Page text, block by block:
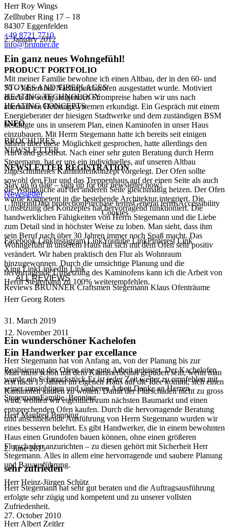
Herr Roy Wings
2. January 2012
Ein ganz neues Wohngefühl!
Mit meiner Familie bewohne ich einen Altbau, der in den 60- und
70 – Jahren mit Nachtspeicheröfen ausgestattet wurde. Motiviert
durch die stetig steigenden Strompreise haben wir uns nach
alternativen Heizungssystemen erkundigt. Ein Gespräch mit einem
Energieberater der hiesigen Stadtwerke und dem zuständigen BSM
bestätigte uns in unserem Plan, einen Kaminofen in unser Haus
einzubauen. Mit Herrn Stegemann hatte ich bereits seit einigen
Jahren über diese Möglichkeit gesprochen, hatte allerdings den
Aufwand gescheut. Nach einer sehr guten Beratung durch Herrn
Stegemann, hat er uns ein individuelles, auf unseren Altbau
zugeschnittenes Kaminofenkonzept vorgelegt. Der Ofen sollte
sowohl den Flur und das Treppenhaus auf der einen Seite als auch
die Wohnküche auf der anderen Seite gleichmäßig heizen. Der Ofen
wurde kompetent in die bestehende Architektur integriert. Die
Umsetzung des Konzeptes hat hervorragend funktioniert. Die
handwerklichen Fähigkeiten von Herrn Stegemann und die Liebe
zum Detail sind in höchster Weise zu loben. Man sieht, dass ihm
sein Beruf nach über 30 Jahren immer noch Spaß macht. Das
Wohngefühl in unserem Haus hat sich mit dem Ofen sehr positiv
verändert. Wir haben praktisch den Flur als Wohnraum
hinzugewonnen. Durch die umsichtige Planung und die
hervorragende Umsetzung des Kaminofens kann ich die Arbeit von
Herrn Stegemann zu 100% weiterempfehlen.
Herr Georg Roters
12. November 2011
Ein Handwerker par excellance
Man muss schon mit dem Klammerbeutel gepudert sein, wenn man
erst nach 15 Jahren im eigenen Haus auf die Idee kommt, sich einen
Kaminofen kaufen zu wollen. Damit der Flurschaden nicht zu gross
wird, wollten wir eigentlich zum nächsten Baumarkt und einen
entsprechenden Ofen kaufen. Durch die hervorragende Beratung
und anschließende Ausführung von Herrn Stegemann wurden wir
eines besseren belehrt. Es gibt Handwerker, die in einem bewohnten
Haus einen Grundofen bauen können, ohne einen größeren
Flurschaden anzurichten – zu diesen gehört mit Sicherheit Herr
Stegemann. Alles in allem eine hervorragende und saubere Planung
und Bauausführung.
Herr Heinz-Jürgen Schütz
27. October 2010
Zellhuber Ring 17 – 18
84307 Eggenfelden
+49 8721 7710
info@brunner.de
PRODUCT PORTFOLIO
STOVES AND FIREPLACES
HEATING TECHNOLOGY
HEATING CONCEPTS
INFO
BROCHURES
NEWSLETTER
NEWSLETTER REGISTRATION
Stay up to date – sign up for our newsletter now!
Newsletter
ImprintData protectionPurchase termsGeneral termsAccessibility
Cookies
Facebook LinkInstagram LinkYoutube LinkPinterest Link
Xing LinkLinkedIn Link
ALLREVIEWS
Reviews BRUNNER Craftsmen Stegemann Klaus Ofenträume
31. March 2019
Ein wunderschöner Kachelofen
Herr Stegemann hat von Anfang an, von der Planung bis zur
Realisierung des Ofens eine gute Arbeit geleistet. Der Kachelofen
wurde ein Schmuckstück.Er ist jeder Zeit weiter zu empfehlen mit
seiner umsichtigen und sauberen Arbeit.Danke an Herren
StegemannFamilie. Benning
Herr Manfred Benning
2. June 2015
sehr zufrieden
Herr Stegemann hat sehr gut beraten und die Auftragsausführung
erfolgte sehr zügig und kompetent und zu unserer vollsten
Zufriedenheit.
Herr Albert Zeitler